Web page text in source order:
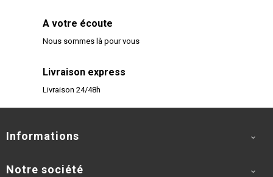
A votre écoute
Nous sommes là pour vous
Livraison express
Livraison 24/48h
Informations 
Notre société 